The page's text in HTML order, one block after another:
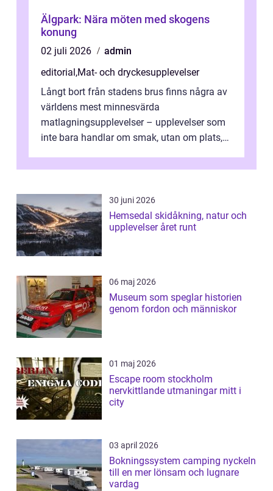
Älgpark: Nära möten med skogens
konung
02 juli 2026
admin
editorial,Mat- och dryckesupplevelser
Långt bort från stadens brus finns några av
världens mest minnesvärda
matlagningsupplevelser – upplevelser som
inte bara handlar om smak, utan om plats,
30 juni 2026
Hemsedal skidåkning, natur och
upplevelser året runt
06 maj 2026
Museum som speglar historien
genom fordon och människor
01 maj 2026
Escape room stockholm
nervkittlande utmaningar mitt i
city
03 april 2026
Bokningssystem camping nyckeln
till en mer lönsam och lugnare
vardag